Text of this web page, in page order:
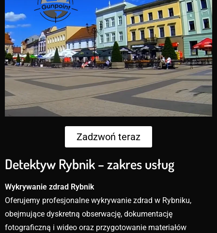
Zadzwoń teraz
Detektyw Rybnik – zakres usług
Wykrywanie zdrad Rybnik
Oferujemy profesjonalne wykrywanie zdrad w Rybniku,
obejmujące dyskretną obserwację, dokumentację
fotograficzną i wideo oraz przygotowanie materiałów